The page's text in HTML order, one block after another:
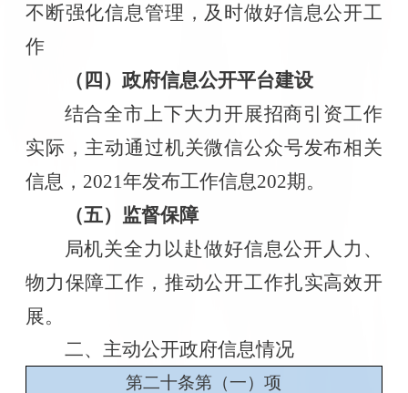
不断强化信息管理，及时做好信息公开工
作
（四）政府信息公开平台建设
结合全市上下大力开展招商引资工作
实际，主动通过机关微信公众号发布相关
信息， 2021年发布工作信息202期。
（五） 监督保障
局机关全力以赴做好信息公开人力、
物力保障工作，推动公开工作扎实高效开
展。
二、主动公开政府信息情况
第二十条第（一）项